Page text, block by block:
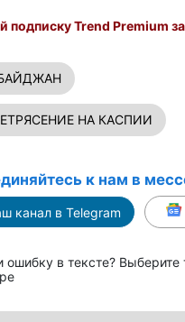
подписку Trend Premium
НА КАСПИИ
к нам в
канал в Telegram
ошибку в тексте?